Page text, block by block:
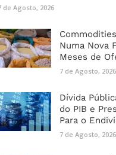
de Agosto, 2026
Numa Nova
Meses de
7 de Agosto, 2026
Dívida
do PIB e
Para o
7 de Agosto, 2026